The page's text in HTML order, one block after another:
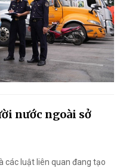
nước ngoài sở
các luật liên quan đang tạo